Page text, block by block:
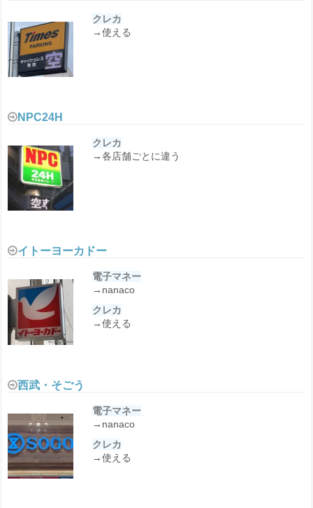
クレカ
→使える
NPC24H
クレカ
→各店舗ごとに違う
イトーヨーカドー
電子マネー
→nanaco
クレカ
→使える
西武・そごう
電子マネー
→nanaco
クレカ
→使える